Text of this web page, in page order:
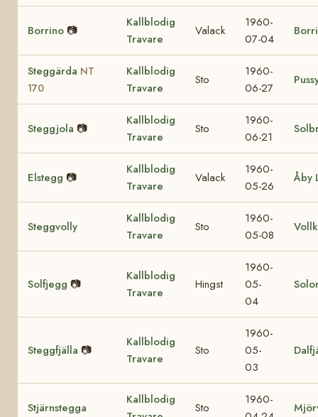
Borrino 📷
Kallblodig
Travare
Valack
1960-
07-04
Steggärda NT
170
Kallblodig
Travare
Sto
1960-
06-27
Steggjola 📷
Kallblodig
Travare
Sto
1960-
06-21
Elstegg 📷
Kallblodig
Travare
Valack
1960-
05-26
Åby
Steggvolly
Kallblodig
Travare
Sto
1960-
05-08
Solfjegg 📷
Kallblodig
Travare
Hingst
1960-
05-
04
Steggfjälla 📷
Kallblodig
Travare
Sto
1960-
05-
03
Stjärnstegga
Kallblodig
Sto
1960-